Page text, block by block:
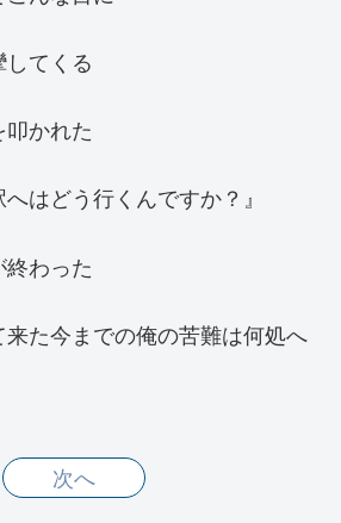
してくる
叩かれた
へはどう行くんですか？』
終わった
来た今までの俺の苦難は何処へ
次へ